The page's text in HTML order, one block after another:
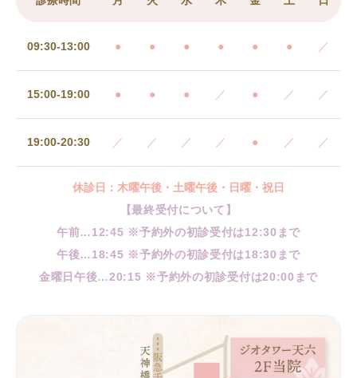
09:30-13:00 ● ● ● ● ● ● ／
15:00-19:00 ● ● ● ／ ● ／ ／
19:00-20:30 ／ ／ ／ ／ ● ／ ／
休診日：木曜午後・土曜午後・日曜・祝日
【最終受付について】
午前…12:45 ※予約外の初診受付は12:30まで
午後…18:45 ※予約外の初診受付は18:30まで
金曜日午後…20:15 ※予約外の初診受付は20:00まで